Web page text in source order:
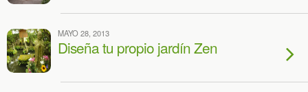
MAYO 28, 2013
Diseña tu propio jardín Zen